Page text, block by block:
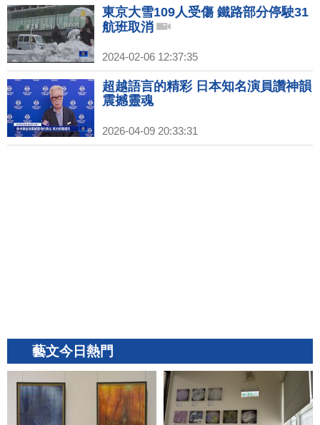
東京大雪109人受傷 鐵路部分停駛31
航班取消
2024-02-06 12:37:35
超越語言的精彩 日本知名演員讚神韻
震撼靈魂
2026-04-09 20:33:31
藝文今日熱門